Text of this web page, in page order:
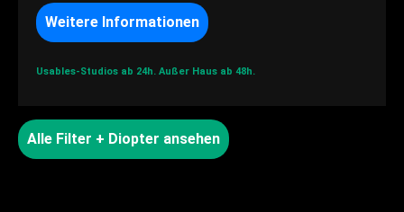
Weitere Informationen
Usables-Studios ab 24h. Außer Haus ab 48h.
Alle Filter + Diopter ansehen